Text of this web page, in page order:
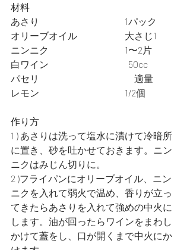
材料
あさり　　　　　　　　　1パック
オリーブオイル　　　　　大さじ1
ニンニク　　　　　　　　1〜2片
白ワイン　　　　　　　  　50cc
パセリ　　　　　　　　　　適量
レモン　　　　　　　　　1/2個
作り方
1 ) あさりは洗って塩水に漬けて冷暗所
に置き、砂を吐かせておきます。ニン
ニクはみじん切りに。
2 )フライパンにオリーブオイル、ニン
ニクを入れて弱火で温め、香りが立っ
てきたらあさりを入れて強めの中火に
します。油が回ったらワインをまわし
かけて蓋をし、口が開くまで中火にか